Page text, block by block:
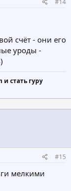
#14
счёт - они его
уроды -
стать гуру
#15
мелкими